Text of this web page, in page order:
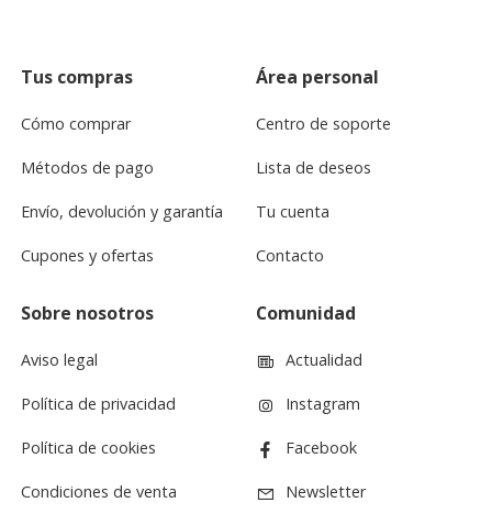
Tus compras
Cómo comprar
Métodos de pago
Envío, devolución y garantía
Cupones y ofertas
Área personal
Centro de soporte
Lista de deseos
Tu cuenta
Contacto
Sobre nosotros
Aviso legal
Política de privacidad
Política de cookies
Condiciones de venta
Comunidad
Actualidad
Instagram
Facebook
Newsletter